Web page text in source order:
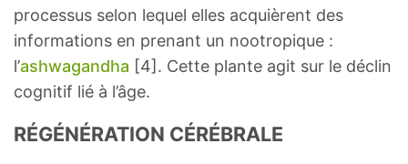
processus selon lequel elles acquièrent des
informations en prenant un nootropique :
l’ashwagandha [4]. Cette plante agit sur le déclin
cognitif lié à l’âge.
RÉGÉNÉRATION CÉRÉBRALE